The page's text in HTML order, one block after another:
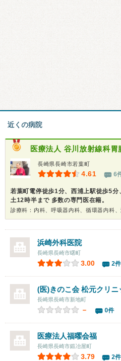
近くの病院
医療法人 谷川放射線科胃
長崎県長崎市若葉町
4.61 6
若葉町電停徒歩1分、西浦上駅徒歩5
土12時半まで 多数の専門医在籍。
浜崎外科医院
長崎県長崎市曙町
3.00 2件
(医)きのこ会 松元クリニ
長崎県長崎市新地町
－ 0件
医療法人福曜会福
長崎県長崎市鍛冶屋町
3.79 2件